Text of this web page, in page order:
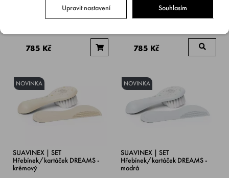
785 Kč 785 Kč
NOVINKA
SUAVINEX | SET
Hřebínek/kartáček DREAMS -
krémový
NOVINKA
SUAVINEX | SET
Hřebínek/kartáček DREAMS -
modrá
Upravit nastavení Souhlasím